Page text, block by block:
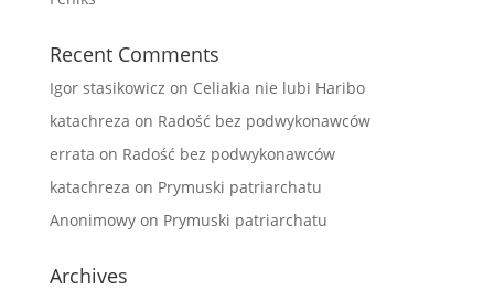
Recent Comments
Igor stasikowicz on Celiakia nie lubi Haribo
katachreza on Radość bez podwykonawców
errata on Radość bez podwykonawców
katachreza on Prymuski patriarchatu
Anonimowyon Prymuski patriarchatu
Archives